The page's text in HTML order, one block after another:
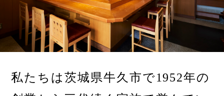
私たちは茨城県牛久市で1952年の